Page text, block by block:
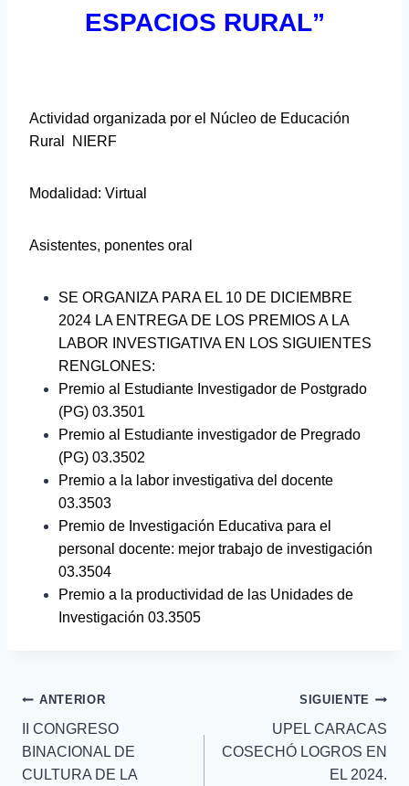
ESPACIOS RURAL”
Actividad organizada por el Núcleo de Educación
Rural NIERF
Modalidad: Virtual
Asistentes, ponentes oral
SE ORGANIZA PARA EL 10 DE DICIEMBRE
2024 LA ENTREGA DE LOS PREMIOS A LA
LABOR INVESTIGATIVA EN LOS SIGUIENTES
RENGLONES:
Premio al Estudiante Investigador de Postgrado
(PG) 03.3501
Premio al Estudiante investigador de Pregrado
(PG) 03.3502
Premio a la labor investigativa del docente
03.3503
Premio de Investigación Educativa para el
personal docente: mejor trabajo de investigación
03.3504
Premio a la productividad de las Unidades de
Investigación 03.3505
ANTERIOR
II CONGRESO
BINACIONAL DE
CULTURA DE LA
SIGUIENTE
UPEL CARACAS
COSECHÓ LOGROS EN
EL 2024.